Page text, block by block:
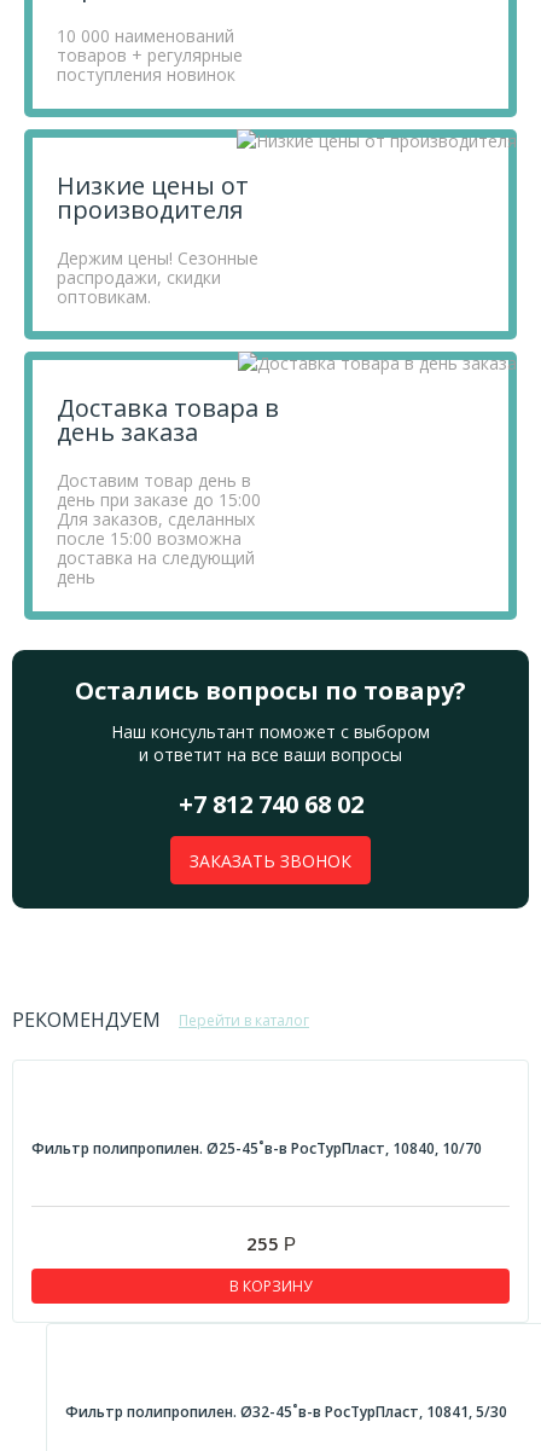
телефону+7 812 740 68 02
сайте.
10 000 наименований
товаров + регулярные
поступления новинок
Низкие цены от
производителя
Держим цены! Сезонные
распродажи, скидки
оптовикам.
Доставка товара в
день заказа
Доставим товар день в
день при заказе до 15:00
Для заказов, сделанных
после 15:00 возможна
доставка на следующий
день
Остались вопросы по товару?
Наш консультант поможет с выбором
и ответит на все ваши вопросы
+7 812 740 68 02
ЗАКАЗАТЬ ЗВОНОК
РЕКОМЕНДУЕМ Перейти в каталог
Фильтр полипропилен. Ø25-45˚в-в РосТурПласт, 10840, 10/70
255 Р
В КОРЗИНУ
Фильтр полипропилен. Ø32-45˚в-в РосТурПласт, 10841, 5/30